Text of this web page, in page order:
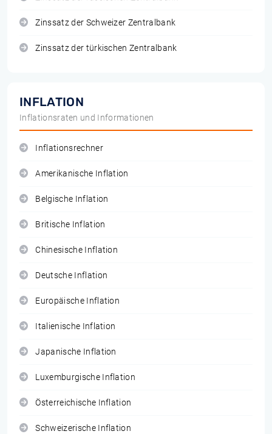
Zinssatz der Schweizer Zentralbank
Zinssatz der türkischen Zentralbank
INFLATION
Inflationsraten und Informationen
Inflationsrechner
Amerikanische Inflation
Belgische Inflation
Britische Inflation
Chinesische Inflation
Deutsche Inflation
Europäische Inflation
Italienische Inflation
Japanische Inflation
Luxemburgische Inflation
Österreichische Inflation
Schweizerische Inflation